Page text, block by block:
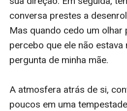
conversa prestes a
Mas quando cedo um olhar
percebo que ele não estava
pergunta de minha mãe.
A atmosfera atrás de si,
poucos em uma